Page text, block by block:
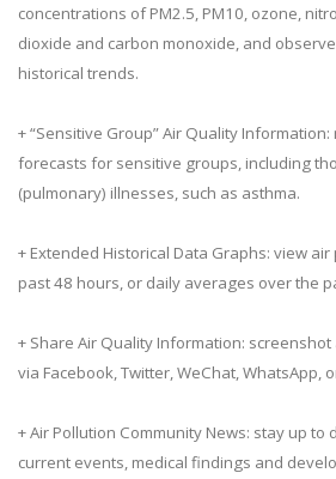
concentrations of PM2.5, PM10, ozone,
dioxide and carbon monoxide, and
historical trends.
+ “Sensitive Group” Air Quality
forecasts for sensitive groups, including
(pulmonary) illnesses, such as asthma.
+ Extended Historical Data Graphs: view
past 48 hours, or daily averages over the
+ Share Air Quality Information:
via Facebook, Twitter, WeChat, WhatsApp,
+ Air Pollution Community News: stay up to
current events, medical findings and